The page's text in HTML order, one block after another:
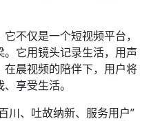
不仅是一个短视频平台，
它用镜头记录生活，用声
晨视频的陪伴下，用户将
享受生活。
川、吐故纳新、服务用户”